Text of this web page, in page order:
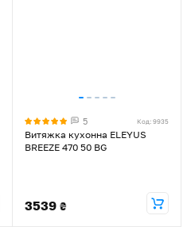
5 Код: 9935
Витяжка кухонна ELEYUS
BREEZE 470 50 BG
3539 ₴